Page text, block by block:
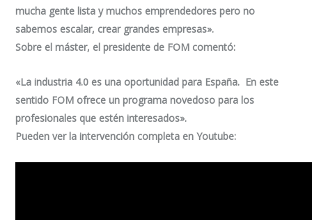
mucha gente lista y muchos emprendedores pero no
sabemos escalar, crear grandes empresas».
Sobre el máster, el presidente de FOM comentó:
«La industria 4.0 es una oportunidad para España. En este
sentido FOM ofrece un programa novedoso para los
profesionales que estén interesados».
Pueden ver la intervención completa en Youtube: